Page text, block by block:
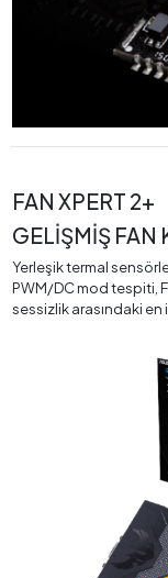
FAN XPERT 2+
GELİŞMİŞ FAN
Yerleşik termal
PWM/DC mod tespiti,
sessizlik arasındaki en